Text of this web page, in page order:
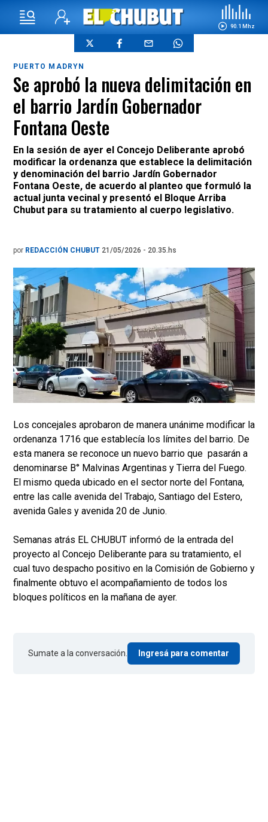
90.1 Mhz
PUERTO MADRYN
Se aprobó la nueva delimitación en
el barrio Jardín Gobernador
Fontana Oeste
En la sesión de ayer el Concejo Deliberante aprobó
modificar la ordenanza que establece la delimitación
y denominación del barrio Jardín Gobernador
Fontana Oeste, de acuerdo al planteo que formuló la
actual junta vecinal y presentó el Bloque Arriba
Chubut para su tratamiento al cuerpo legislativo.
por REDACCIÓN CHUBUT 21/05/2026 - 20.35.hs
Los concejales aprobaron de manera unánime modificar la
ordenanza 1716 que establecía los límites del barrio. De
esta manera se reconoce un nuevo barrio que pasarán a
denominarse B° Malvinas Argentinas y Tierra del Fuego.
El mismo queda ubicado en el sector norte del Fontana,
entre las calle avenida del Trabajo, Santiago del Estero,
avenida Gales y avenida 20 de Junio.
Semanas atrás EL CHUBUT informó de la entrada del
proyecto al Concejo Deliberante para su tratamiento, el
cual tuvo despacho positivo en la Comisión de Gobierno y
finalmente obtuvo el acompañamiento de todos los
bloques políticos en la mañana de ayer.
Sumate a la conversación. Ingresá para comentar